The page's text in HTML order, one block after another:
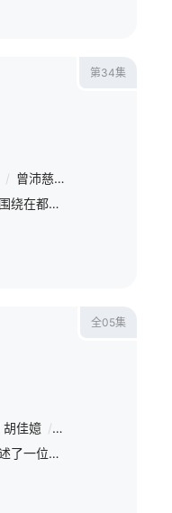
第34集
/ 曾沛慈 /
潜伏于白昼与深夜的恶意蠢蠢欲动，围绕在都市里人与人之间的冷漠自私，与从未察觉日常潜藏的问题与后果，日常无声的街巷、人声鼎沸的商圈、表面宁静的住宅大楼，透过每集不一样的都市场域，直窥种种细思极恐的核心，
全05集
胡佳嬑 / 翟思铭
共五集的迷你劇集《味盡緣》講述了一位年輕廚師和一名餓魂之間的凄美愛情故事。此劇也是首部以中元節為主軸的故事，劇情結合跨東南亞文化的中元節與 1970 年的新加坡黑幫並融合了浪漫，戲劇和幻想的元素。